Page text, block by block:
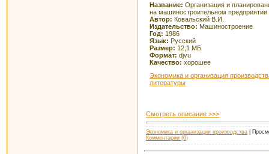
Название: Организация и
на машиностроительном предприятии
Автор: Ковальский В.И.
Издательство: Машиностроение
Год: 1986
Язык: Русский
Размер: 12,1 МБ
Формат: djvu
Качество: хорошее
Экономика и организация
литературы
Смотреть описание >>>
Экономика и организация производства |
Комментарии (0)